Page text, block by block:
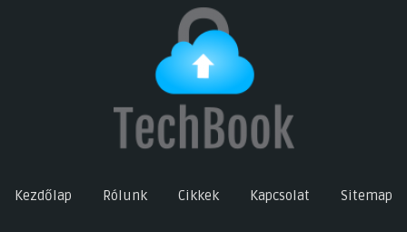
Kezdőlap Rólunk Cikkek Kapcsolat Sitemap